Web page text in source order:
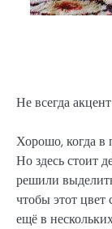
Не всегда
Хорошо, когда в
Но здесь стоит
решили
чтобы этот цвет
ещё в